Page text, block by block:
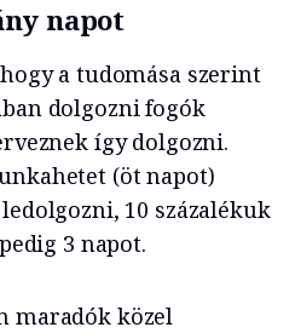
napot
a tudomása szerint
dolgozni fogók
így dolgozni.
(öt napot)
10 százalékuk
3 napot.
maradók közel